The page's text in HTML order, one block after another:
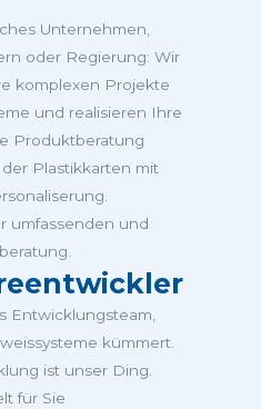
Unternehmen,
oder Regierung: Wir
komplexen Projekte
und realisieren Ihre
Produktberatung
Plastikkarten mit
umfassenden und
Entwicklungsteam,
kümmert.
ist unser Ding.
für Sie